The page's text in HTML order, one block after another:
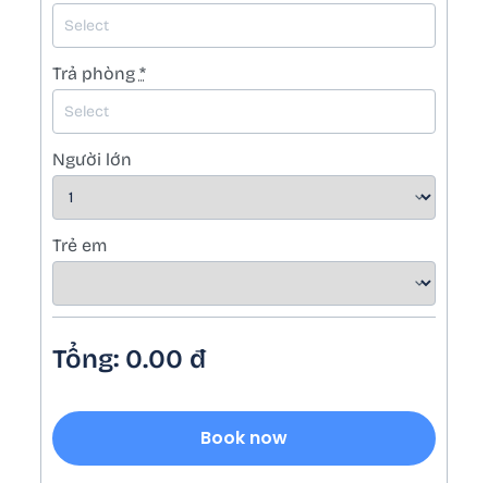
Trả phòng *
Người lớn
Trẻ em
Tổng: 0.00 đ
Book now